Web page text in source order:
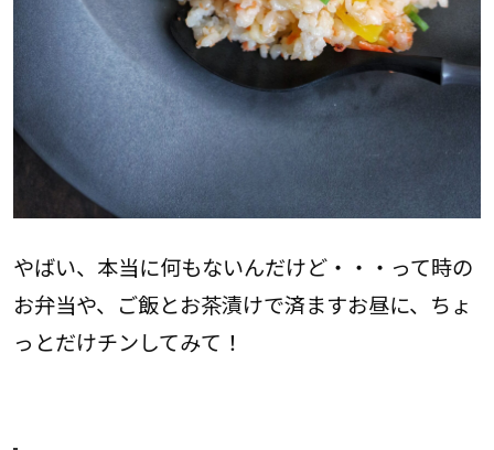
やばい、本当に何もないんだけど・・・って時の
お弁当や、ご飯とお茶漬けで済ますお昼に、ちょ
っとだけチンしてみて！